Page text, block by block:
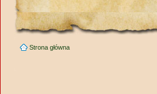
Strona główna